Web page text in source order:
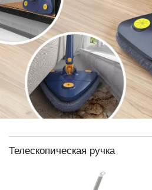
Телескопическая ручка